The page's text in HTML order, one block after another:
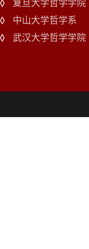
复旦大学哲学学院
中山大学哲学系
武汉大学哲学学院